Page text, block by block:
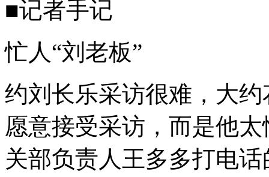
■记者手记
忙人“刘老板”
约刘长乐采访很难，大
愿意接受采访，而是他
关部负责人王多多打电